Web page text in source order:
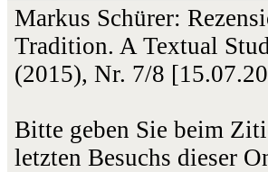
Markus Schürer:
Tradition. A Textual
(2015), Nr. 7/8
Bitte geben Sie beim
letzten Besuchs dieser